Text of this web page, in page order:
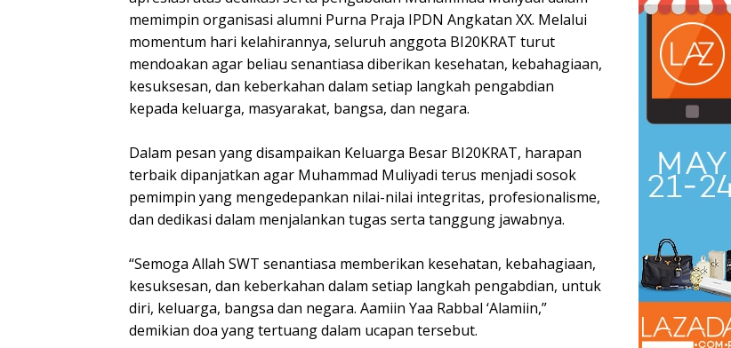
memimpin organisasi alumni Purna Praja IPDN Angkatan XX. Melalui
momentum hari kelahirannya, seluruh anggota BI20KRAT turut
mendoakan agar beliau senantiasa diberikan kesehatan, kebahagiaan,
kesuksesan, dan keberkahan dalam setiap langkah pengabdian
kepada keluarga, masyarakat, bangsa, dan negara.
Dalam pesan yang disampaikan Keluarga Besar BI20KRAT, harapan
terbaik dipanjatkan agar Muhammad Muliyadi terus menjadi sosok
pemimpin yang mengedepankan nilai-nilai integritas, profesionalisme,
dan dedikasi dalam menjalankan tugas serta tanggung jawabnya.
“Semoga Allah SWT senantiasa memberikan kesehatan, kebahagiaan,
kesuksesan, dan keberkahan dalam setiap langkah pengabdian, untuk
diri, keluarga, bangsa dan negara. Aamiin Yaa Rabbal ‘Alamiin,”
demikian doa yang tertuang dalam ucapan tersebut.